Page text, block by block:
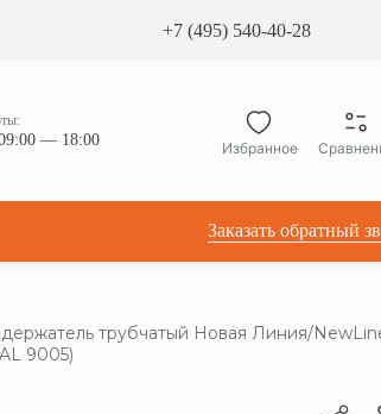
+7 (495) 540-40-28
— 18:00 Избранное
Чердачные лестницы ATICCO
Заказать обратный
трубчатый Новая Линия/
9005)